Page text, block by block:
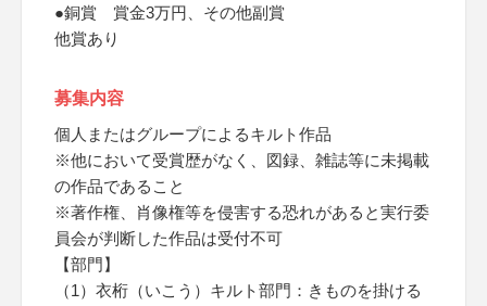
●銅賞 賞金3万円、その他副賞
他賞あり
募集内容
個人またはグループによるキルト作品
※他において受賞歴がなく、図録、雑誌等に未掲載
の作品であること
※著作権、肖像権等を侵害する恐れがあると実行委
員会が判断した作品は受付不可
【部門】
（1）衣桁（いこう）キルト部門：きものを掛ける